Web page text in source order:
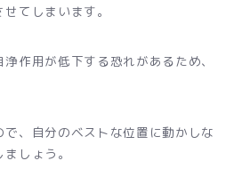
てしまいます。
作用が低下する恐れがあるため、
、自分のベストな位置に動かしな
しょう。